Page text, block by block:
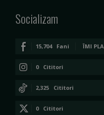
Socializam
15,704 Fani ÎMI
0 Cititori
CONECTAȚI-
2,325 Cititori
0 Cititori